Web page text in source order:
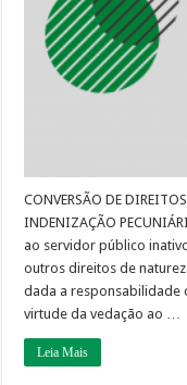
CONVERSÃO DE
INDENIZAÇÃO
ao servidor público
outros direitos de
dada a responsabilidade
virtude da vedação ao …
Leia Mais